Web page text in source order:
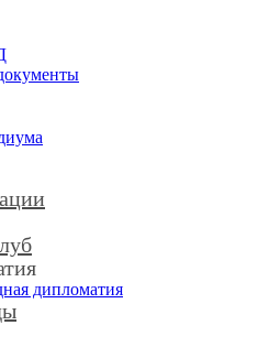
дипломатия